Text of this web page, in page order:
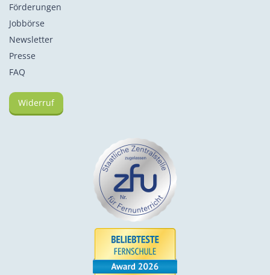
Förderungen
Jobbörse
Newsletter
Presse
FAQ
Widerruf